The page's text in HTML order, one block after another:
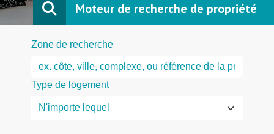
Moteur de recherche de propriété
Zone de recherche
Type de logement